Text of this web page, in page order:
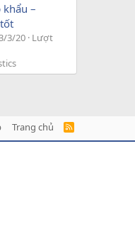
khẩu –
3/20 Lượt
Trang chủ
R